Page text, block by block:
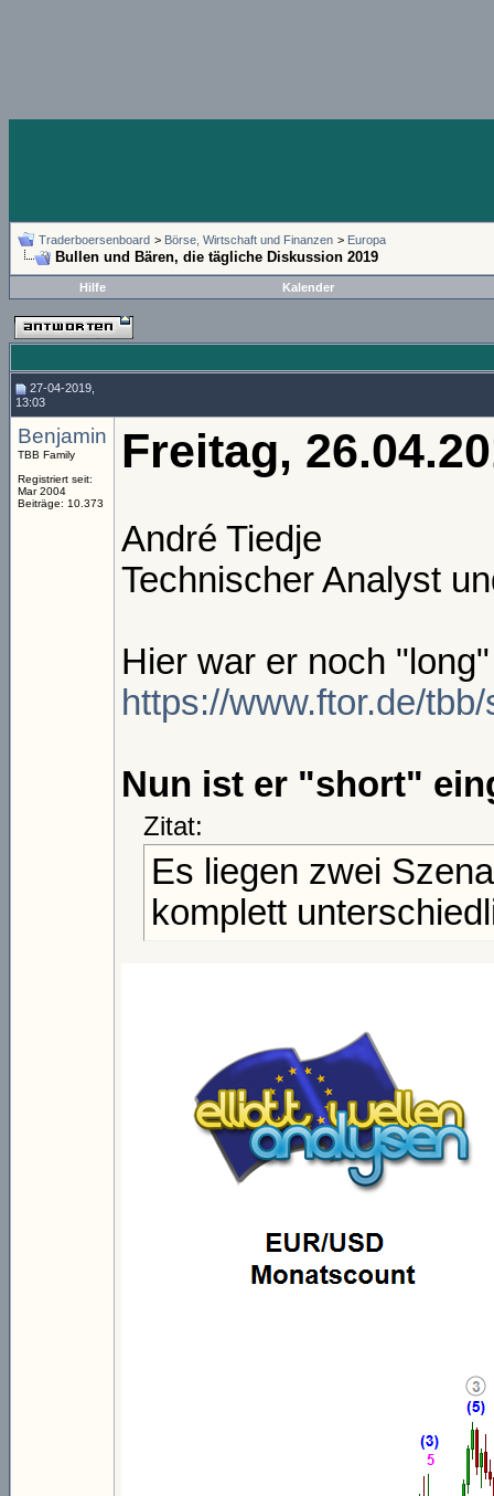
Traderboersenboard > Börse, Wirtschaft und Finanzen > Europa
Bullen und Bären, die tägliche Diskussion 2019
Hilfe Kalender
27-04-2019,
13:03
Benjamin
TBB Family
Registriert seit:
Mar 2004
Beiträge: 10.373
Freitag,
André Tiedje
Technischer Analyst
Hier war er noch
https://www.ftor.de/
Nun ist er "short"
Zitat:
Es liegen zwei
komplett